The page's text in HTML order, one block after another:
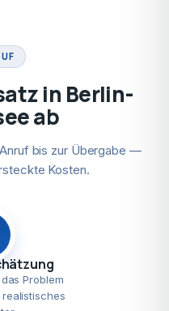
in Berlin-
ab
bis zur Übergabe —
Kosten.
Problem